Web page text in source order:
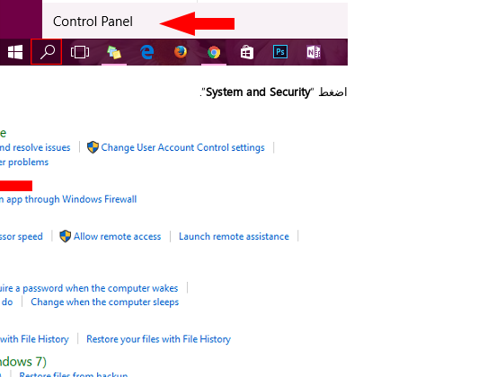
اضغط “System and Security
”.